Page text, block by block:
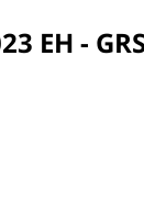
EH -